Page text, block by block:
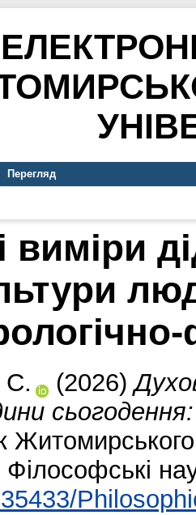
Перегляд
С. (2026)
Філософські